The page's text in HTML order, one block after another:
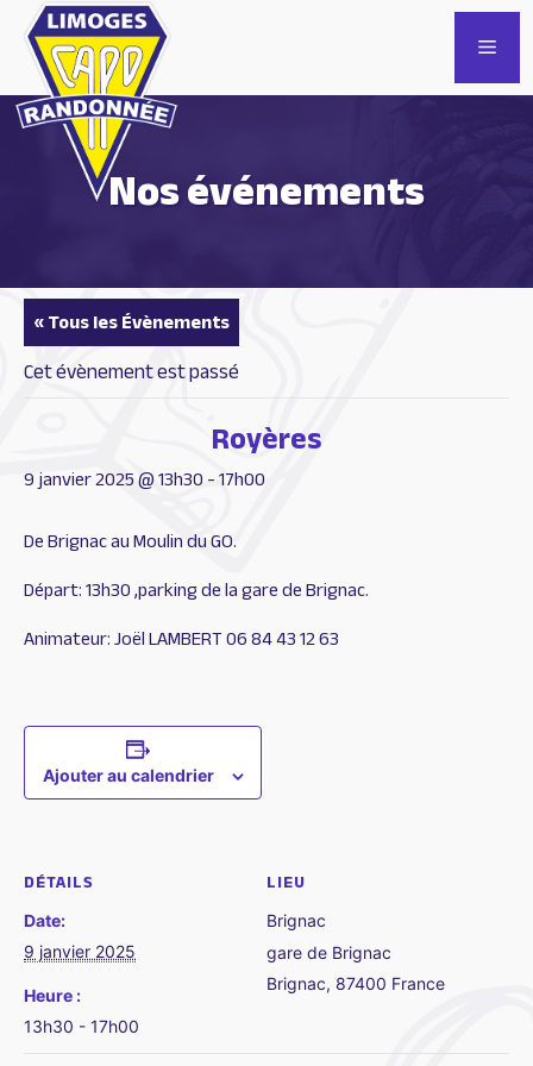
Aller
contenu
Nos événements
« Tous les Évènements
Cet évènement est passé
Royères
9 janvier 2025 @ 13h30-17h00
De Brignac au Moulin du GO.
Départ: 13h30 ,parking de la gare de Brignac.
Animateur: Joël LAMBERT 06 84 43 12 63
Ajouter au calendrier
DÉTAILS
Date:
9 janvier 2025
Heure :
13h30 - 17h00
LIEU
Brignac
gare de Brignac
Brignac, 87400 France